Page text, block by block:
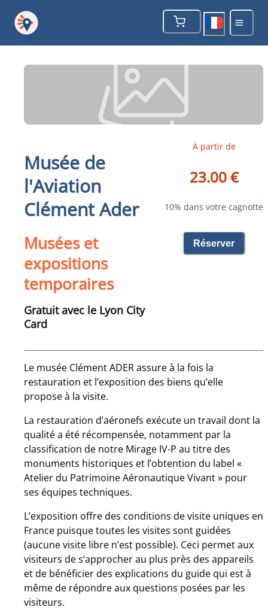
Musée de
l'Aviation
Clément Ader
Musées et
expositions
temporaires
Gratuit avec le Lyon City
Card
À partir de
23.00 €
10% dans votre cagnotte
Réserver
Le musée Clément ADER assure à la fois la
restauration et l’exposition des biens qu’elle
propose à la visite.
La restauration d’aéronefs exécute un travail dont la
qualité a été récompensée, notamment par la
classification de notre Mirage IV-P au titre des
monuments historiques et l’obtention du label «
Atelier du Patrimoine Aéronautique Vivant » pour
ses équipes techniques.
L’exposition offre des conditions de visite uniques en
France puisque toutes les visites sont guidées
(aucune visite libre n’est possible). Ceci permet aux
visiteurs de s‘approcher au plus près des appareils
et de bénéficier des explications du guide qui est à
même de répondre aux questions posées par les
visiteurs.